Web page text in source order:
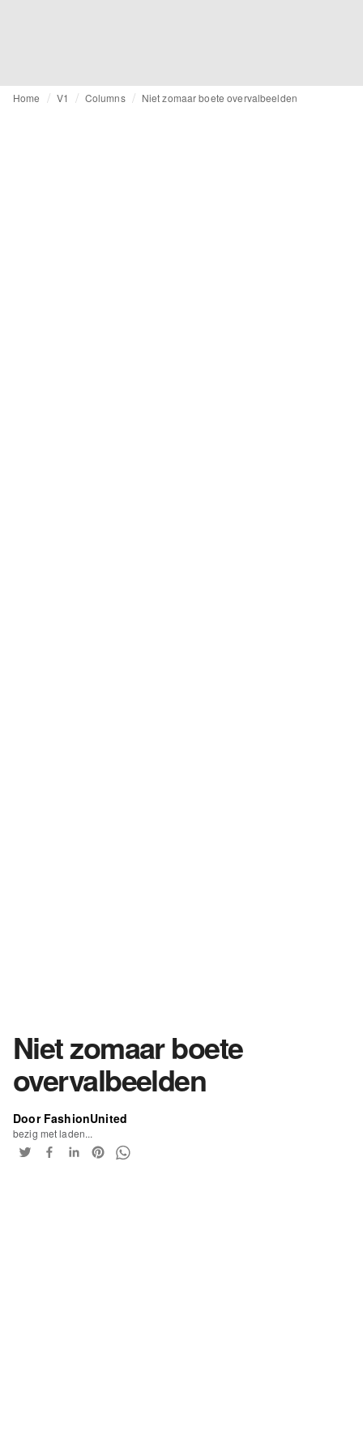
Home V1 Columns Niet zomaar boete overvalbeelden
Niet zomaar boete
overvalbeelden
Door FashionUnited
bezig met laden...